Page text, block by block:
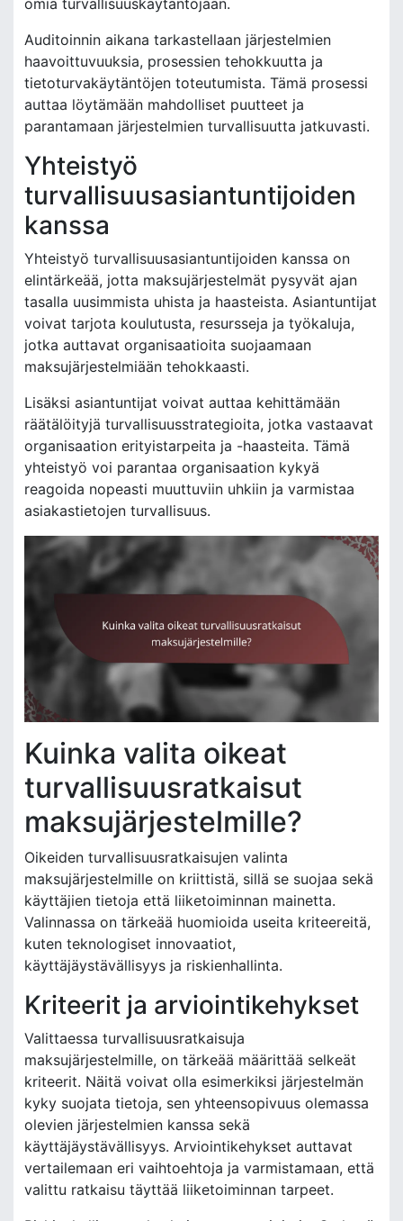
Auditoinnin aikana tarkastellaan järjestelmien
haavoittuvuuksia, prosessien tehokkuutta ja
tietoturvakäytäntöjen toteutumista. Tämä prosessi
auttaa löytämään mahdolliset puutteet ja
parantamaan järjestelmien turvallisuutta jatkuvasti.
Yhteistyö
turvallisuusasiantuntijoiden
kanssa
Yhteistyö turvallisuusasiantuntijoiden kanssa on
elintärkeää, jotta maksujärjestelmät pysyvät ajan
tasalla uusimmista uhista ja haasteista. Asiantuntijat
voivat tarjota koulutusta, resursseja ja työkaluja,
jotka auttavat organisaatioita suojaamaan
maksujärjestelmiään tehokkaasti.
Lisäksi asiantuntijat voivat auttaa kehittämään
räätälöityjä turvallisuusstrategioita, jotka vastaavat
organisaation erityistarpeita ja -haasteita. Tämä
yhteistyö voi parantaa organisaation kykyä
reagoida nopeasti muuttuviin uhkiin ja varmistaa
asiakastietojen turvallisuus.
Kuinka valita oikeat
turvallisuusratkaisut
maksujärjestelmille?
Oikeiden turvallisuusratkaisujen valinta
maksujärjestelmille on kriittistä, sillä se suojaa sekä
käyttäjien tietoja että liiketoiminnan mainetta.
Valinnassa on tärkeää huomioida useita kriteereitä,
kuten teknologiset innovaatiot,
käyttäjäystävällisyys ja riskienhallinta.
Kriteerit ja arviointikehykset
Valittaessa turvallisuusratkaisuja
maksujärjestelmille, on tärkeää määrittää selkeät
kriteerit. Näitä voivat olla esimerkiksi järjestelmän
kyky suojata tietoja, sen yhteensopivuus olemassa
olevien järjestelmien kanssa sekä
käyttäjäystävällisyys. Arviointikehykset auttavat
vertailemaan eri vaihtoehtoja ja varmistamaan, että
valittu ratkaisu täyttää liiketoiminnan tarpeet.